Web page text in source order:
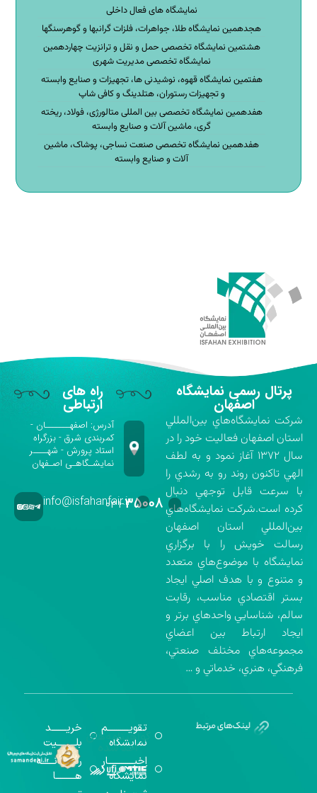
نمایشگاه های فعال داخلی
هجدهمین نمایشگاه طلا، جواهرات، فلزات گرانبها و گوهرسنگها
هشتمین نمایشگاه تخصصی حمل و نقل و ترانزیت چهاردهمین
نمایشگاه تخصصی مدیریت شهری
هفتمین نمایشگاه قهوه، نوشیدنی ها، تجهیزات و صنایع وابسته
و تجهیزات رستوران، هتلدینگ و کافی شاپ
هفدهمین نمایشگاه تخصصی بین المللی متالورژی، فولاد، ریخته
گری، ماشین آلات و صنایع وابسته
هفدهمین نمایشگاه تخصصی صنعت نساجی، پوشاک، ماشین
آلات و صنایع وابسته
پرتال رسمی نمایشگاه
اصفهان
شركت نمايشگاه‌هاي بين‌المللي
استان اصفهان فعاليت خود را در
سال ۱۳۷۲ آغاز نمود و به لطف
الهي تاكنون روند رو به رشدي را
با سرعت قابل توجهي دنبال
كرده است.شركت نمايشگاه‌هاي
بين‌المللي استان اصفهان
رسالت خويش را با برگزاري
نمايشگاه با موضوع‌هاي متعدد
و متنوع و با هدف اصلي ايجاد
بستر اقتصادي مناسب، رقابت
سالم، شناسايي واحدهاي برتر و
ايجاد ارتباط بين اعضاي
مجموعه‌هاي مختلف صنعتي،
فرهنگي، هنري، خدماتي و …
راه های
ارتباطی
آدرس: اصفهـــــــان -
کمربندی شرق - بزرگراه
استاد پرورش - شهــــر
نمایشـگاهـی اصـفهان
۰۳۱-۳۵۰۰۸info@isfahanfair.ir
تقویــــــــــم
نمایشگاه
اخبــــــــــــار
نمایشگاه
خریـــــــد
بلـــــــــیت
رســـــانــــــه
هـــــــــا
گواهینامه‌های
اخذ شده